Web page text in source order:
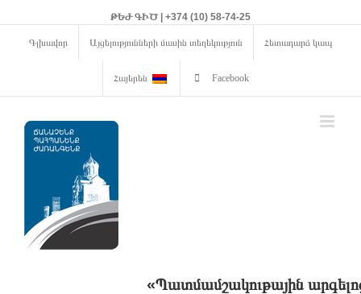
ԹԵԺ ԳԻԾ | +374 (10) 58-74-25
Գլխավոր Այցելությունների մասին տեղեկություն Հետադարձ կապ
Հայերեն Facebook
«Պատմամշակութային